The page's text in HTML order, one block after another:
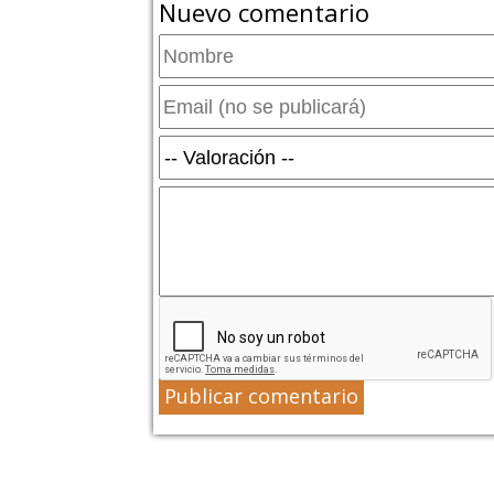
Nuevo comentario
Publicar comentario